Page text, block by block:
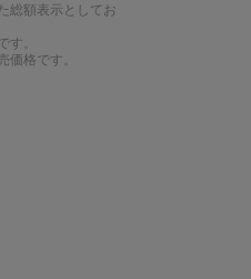
総額表示としてお
す。
価格です。